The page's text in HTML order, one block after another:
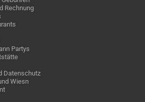
Rechnung
Partys
Datenschutz
Wiesn